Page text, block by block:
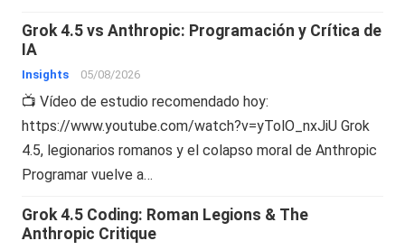
Grok 4.5 vs Anthropic: Programación y Crítica de
IA
Insights 05/08/2026
📺 Vídeo de estudio recomendado hoy:
https://www.youtube.com/watch?v=yTolO_nxJiU Grok
4.5, legionarios romanos y el colapso moral de Anthropic
Programar vuelve a…
Grok 4.5 Coding: Roman Legions & The
Anthropic Critique